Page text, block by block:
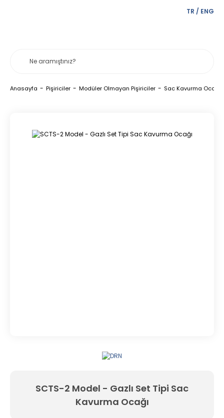
TR / ENG
Anasayfa Pişiriciler Modüler Olmayan Pişiriciler Sac Kavurma
SCTS-2 Model - Gazlı Set Tipi Sac
Kavurma Ocağı